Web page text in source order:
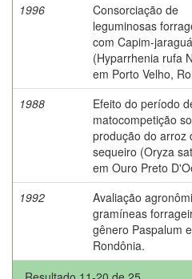
1996
Consorciação de
leguminosas
com Capim-jaraguá
(Hyparrhenia rufa
em Porto Velho,
1988
Efeito do período
matocompetição
produção do arroz
sequeiro (Oryza
em Ouro Preto
1992
Avaliação
gramíneas
gênero Paspalum
Rondônia.